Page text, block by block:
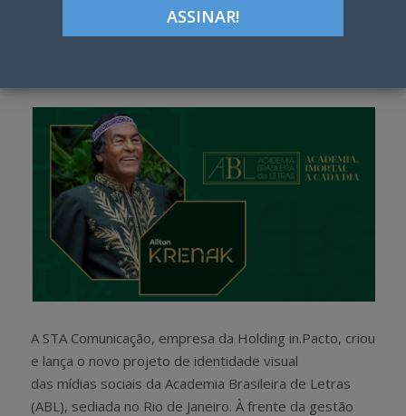
a
r
e
e
e
t
A STA Comunicação, empresa da Holding in.Pacto, criou
e lança o novo projeto de identidade visual
das mídias sociais da Academia Brasileira de Letras
(ABL), sediada no Rio de Janeiro. À frente da gestão